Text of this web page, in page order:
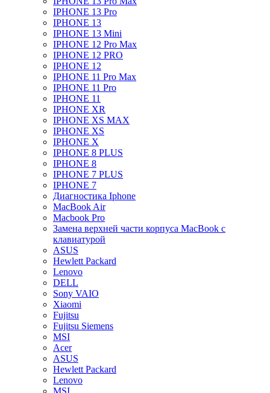
IPHONE 13 Pro
IPHONE 13
IPHONE 13 Mini
IPHONE 12 Pro Max
IPHONE 12 PRO
IPHONE 12
IPHONE 11 Pro Max
IPHONE 11 Pro
IPHONE 11
IPHONE XR
IPHONE XS MAX
IPHONE XS
IPHONE X
IPHONE 8 PLUS
IPHONE 8
IPHONE 7 PLUS
IPHONE 7
Диагностика Iphone
MacBook Air
Macbook Pro
Замена верхней части корпуса MacBook с
клавиатурой
ASUS
Hewlett Packard
Lenovo
DELL
Sony VAIO
Xiaomi
Fujitsu
Fujitsu Siemens
MSI
Acer
ASUS
Hewlett Packard
Lenovo
MSI